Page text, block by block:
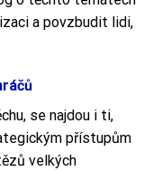
a povzbudit lidi,
se najdou i ti,
přístupům
velkých